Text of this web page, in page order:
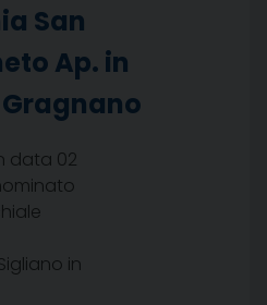
San
Ap. in
data 02
in